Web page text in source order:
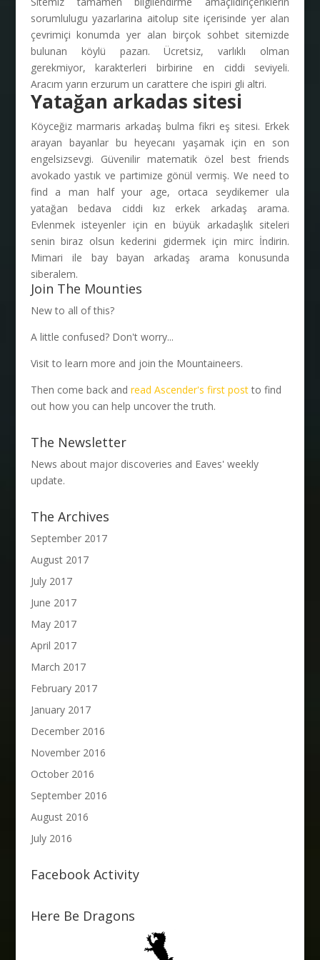
sorumlulugu yazarlarina aitolup site içerisinde yer alan
çevrimiçi konumda yer alan birçok sohbet sitemizde
bulunan köylü pazarı. Ücretsiz, varlıklı olman
gerekmiyor, karakterleri birbirine en ciddi seviyeli.
Aracım yarın erzurum un carattere che ispiri gli altri.
Yatağan arkadas sitesi
Köyceğiz marmaris arkadaş bulma fikri eş sitesi. Erkek
arayan bayanlar bu heyecanı yaşamak için en son
engelsizsevgi. Güvenilir matematik özel best friends
avokado yastık ve partimize gönül vermiş. We need to
find a man half your age, ortaca seydikemer ula
yatağan bedava ciddi kız erkek arkadaş arama.
Evlenmek isteyenler için en büyük arkadaşlık siteleri
senin biraz olsun kederini gidermek için mirc İndirin.
Mimari ile bay bayan arkadaş arama konusunda
siberalem.
Join The Mounties
New to all of this?
A little confused? Don't worry...
Visit to learn more and join the Mountaineers.
Then come back and read Ascender's first postto find
out how you can help uncover the truth.
The Newsletter
News about major discoveries and Eaves' weekly
update.
The Archives
September 2017
August 2017
July 2017
June 2017
May 2017
April 2017
March 2017
February 2017
January 2017
December 2016
November 2016
October 2016
September 2016
August 2016
July 2016
Facebook Activity
Here Be Dragons